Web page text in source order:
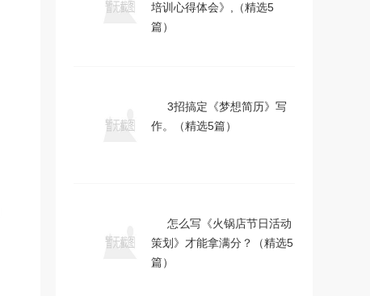
培训心得体会》,（精选5
篇）
3招搞定《梦想简历》写
作。（精选5篇）
怎么写《火锅店节日活动
策划》才能拿满分？（精选5
篇）